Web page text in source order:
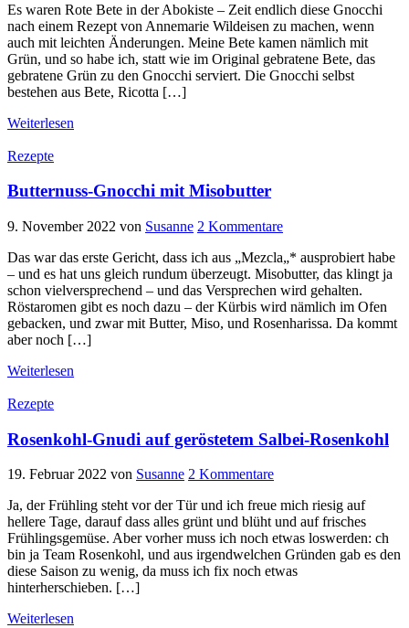
Es waren Rote Bete in der Abokiste – Zeit endlich diese Gnocchi
nach einem Rezept von Annemarie Wildeisen zu machen, wenn
auch mit leichten Änderungen. Meine Bete kamen nämlich mit
Grün, und so habe ich, statt wie im Original gebratene Bete, das
gebratene Grün zu den Gnocchi serviert. Die Gnocchi selbst
bestehen aus Bete, Ricotta […]
Weiterlesen
Rezepte
Butternuss-Gnocchi mit Misobutter
9. November 2022 von Susanne 2 Kommentare
Das war das erste Gericht, dass ich aus „Mezcla„* ausprobiert habe
– und es hat uns gleich rundum überzeugt. Misobutter, das klingt ja
schon vielversprechend – und das Versprechen wird gehalten.
Röstaromen gibt es noch dazu – der Kürbis wird nämlich im Ofen
gebacken, und zwar mit Butter, Miso, und Rosenharissa. Da kommt
aber noch […]
Weiterlesen
Rezepte
Rosenkohl-Gnudi auf geröstetem Salbei-Rosenkohl
19. Februar 2022 von Susanne 2 Kommentare
Ja, der Frühling steht vor der Tür und ich freue mich riesig auf
hellere Tage, darauf dass alles grünt und blüht und auf frisches
Frühlingsgemüse. Aber vorher muss ich noch etwas loswerden: ch
bin ja Team Rosenkohl, und aus irgendwelchen Gründen gab es den
diese Saison zu wenig, da muss ich fix noch etwas
hinterherschieben. […]
Weiterlesen